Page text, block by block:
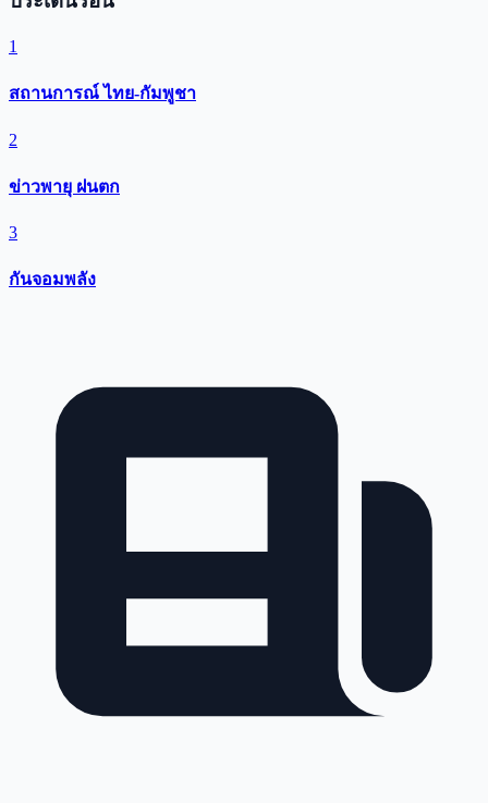
1
สถานการณ์ ไทย-กัมพูชา
2
ข่าวพายุ ฝนตก
3
กันจอมพลัง